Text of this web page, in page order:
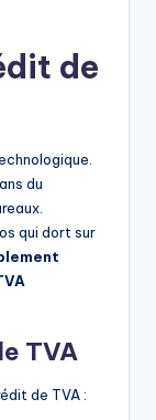
de
du
qui dort sur
TVA
de TVA :